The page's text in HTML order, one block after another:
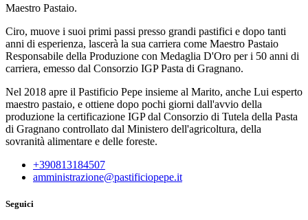
Maestro Pastaio.
Ciro, muove i suoi primi passi presso grandi pastifici e dopo tanti
anni di esperienza, lascerà la sua carriera come Maestro Pastaio
Responsabile della Produzione con Medaglia D'Oro per i 50 anni di
carriera, emesso dal Consorzio IGP Pasta di Gragnano.
Nel 2018 apre il Pastificio Pepe insieme al Marito, anche Lui esperto
maestro pastaio, e ottiene dopo pochi giorni dall'avvio della
produzione la certificazione IGP dal Consorzio di Tutela della Pasta
di Gragnano controllato dal Ministero dell'agricoltura, della
sovranità alimentare e delle foreste.
+390813184507
amministrazione@pastificiopepe.it
Seguici